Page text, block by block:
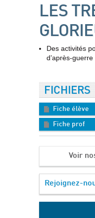
LES
Des activités
d’après-
FICHIERS
Fiche élève
Fiche prof
Voir
Rejoignez-